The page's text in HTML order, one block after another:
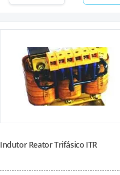
Indutor Reator Trifásico ITR